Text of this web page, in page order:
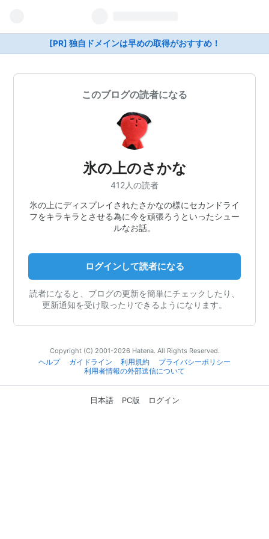
[PR] 独自ドメインは早めの取得がおすすめ！
このブログの読者になる
氷の上のさかな
412人の読者
氷の上にディスプレイされたさかなの様にセカンドライ
フをキラキラとさせる為に今を頑張ろうといったシュー
ルなお話。
ログインして読者になる
読者になると、ブログの更新を簡単にチェックしたり、
更新通知を受け取ったりできるようになります。
Copyright (C) 2001-2026 Hatena. All Rights Reserved.
ヘルプ
ガイドライン 利用規約
プライバシーポリシー
利用者情報の外部送信について
日本語 PC版 ログイン